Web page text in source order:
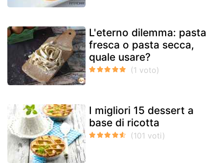
L'eterno dilemma: pasta
fresca o pasta secca,
quale usare?
I migliori 15 dessert a
base di ricotta